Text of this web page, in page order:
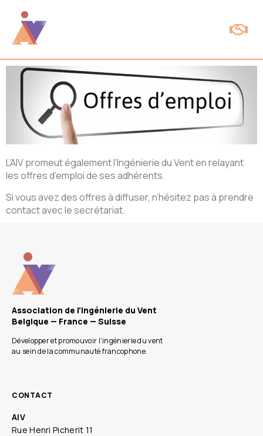
L’AIV promeut également l’Ingénierie du Vent en relayant
les offres d’emploi de ses adhérents.
Si vous avez des offres à diffuser, n’hésitez pas à prendre
contact avec lesecrétariat.
Association de l'Ingénierie du Vent
Belgique — France — Suisse
Développer et promouvoir l’ingénierie du vent
au sein de la communauté francophone.
CONTACT
AIV
Rue Henri Picherit 11